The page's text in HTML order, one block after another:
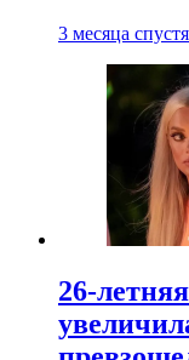
3 месяца спустя
26-